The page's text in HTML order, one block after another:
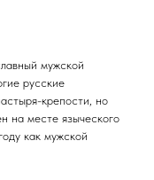
мужской
русские
крепости, но
на месте языческого
как мужской